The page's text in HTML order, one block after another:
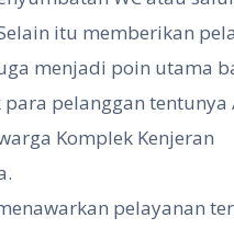
itu memberikan
menjadi poin utama
pelanggan tentunya
Komplek Kenjeran
pelayanan